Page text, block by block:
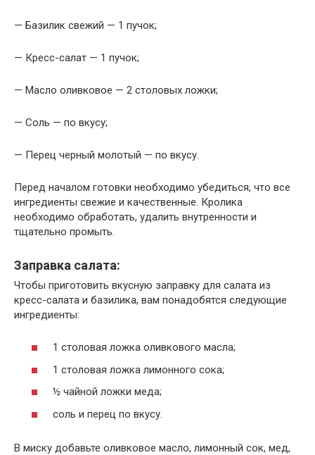
— Базилик свежий — 1 пучок;
— Кресс-салат — 1 пучок;
— Масло оливковое — 2 столовых ложки;
— Соль — по вкусу;
— Перец черный молотый — по вкусу.
Перед началом готовки необходимо убедиться, что все
ингредиенты свежие и качественные. Кролика
необходимо обработать, удалить внутренности и
тщательно промыть.
Заправка салата:
Чтобы приготовить вкусную заправку для салата из
кресс-салата и базилика, вам понадобятся следующие
ингредиенты:
1 столовая ложка оливкового масла;
1 столовая ложка лимонного сока;
½ чайной ложки меда;
соль и перец по вкусу.
В миску добавьте оливковое масло, лимонный сок, мед,